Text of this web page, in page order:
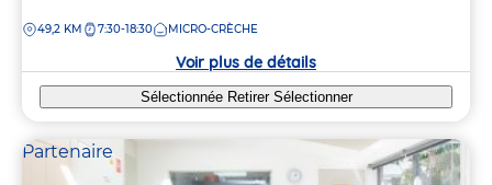
la
DISTANCE
49,2 KM 7:30-18:30 MICRO-CRÈCHE
Voir plus de détails
Sélectionnée Retirer Sélectionner
Partenaire